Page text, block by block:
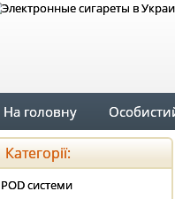
На головну
Категорії:
POD системи